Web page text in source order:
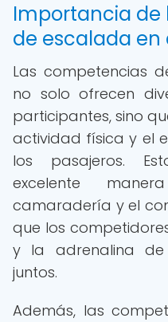
Importancia de
de escalada en
Las competencias
no solo ofrecen
participantes, sino
actividad física y el
los pasajeros.
excelente
camaradería y el
que los
y la adrenalina
juntos.
Además, las